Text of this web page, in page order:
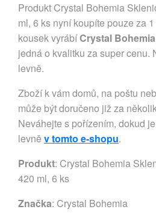
Produkt Crystal Bohemia
ml, 6 ks nyní koupíte pouze za
kousek vyrábíCrystal Bohemia
jedná o kvalitku za super cenu.
levně.
Zboží k vám domů, na poštu
může být doručeno již za
Neváhejte s pořízením, dokud
levně v tomto e-shopu.
Produkt: Crystal Bohemia
420 ml, 6 ks
Značka: Crystal Bohemia